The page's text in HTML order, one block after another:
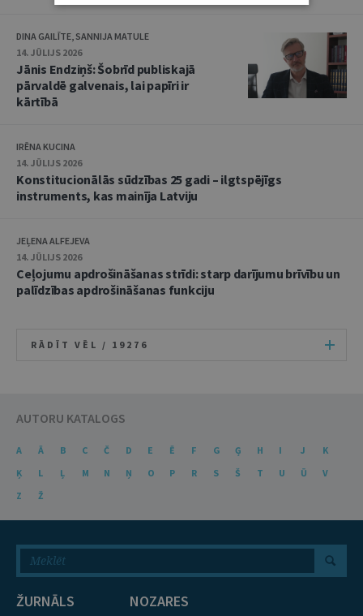
DINA GAILĪTE, SANNIJA MATULE
14. JŪLIJS 2026
Jānis Endziņš: Šobrīd publiskajā
pārvaldē galvenais, lai papīri ir
kārtībā
IRĒNA KUCINA
14. JŪLIJS 2026
Konstitucionālās sūdzības 25 gadi – ilgtspējīgs
instruments, kas mainīja Latviju
JEĻENA ALFEJEVA
14. JŪLIJS 2026
Ceļojumu apdrošināšanas strīdi: starp darījumu brīvību un
palīdzības apdrošināšanas funkciju
RĀDĪT VĒL / 19276
AUTORU KATALOGS
A Ā B C Č D E Ē F G Ģ H I J
K
Ķ
L Ļ M N Ņ O P R S Š T U Ū
V
Z
Ž
ŽURNĀLS
NOZARES